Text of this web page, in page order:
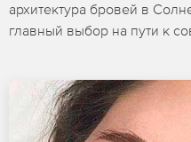
архитектура бровей в
главный выбор на пути к